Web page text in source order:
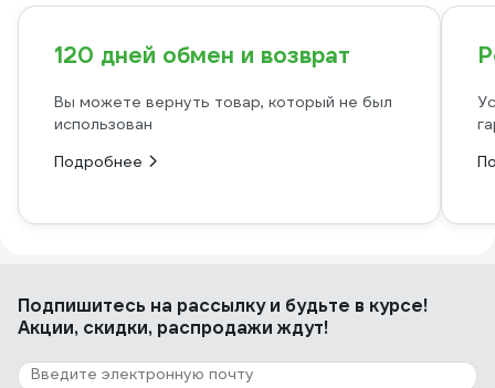
120 дней обмен и возврат
Вы можете вернуть товар, который не был
использован
Подробнее
Подпишитесь на рассылкуи будьте в курсе!
Акции, скидки, распродажи ждут!